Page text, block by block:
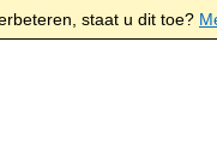
staat u dit toe?